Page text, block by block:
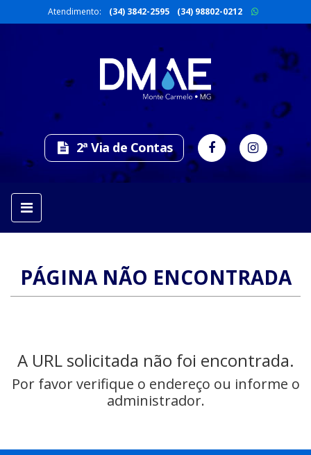
Atendimento: (34) 3842-2595 (34) 98802-0212
2ª Via de Contas
PÁGINA NÃO ENCONTRADA
A URL solicitada não foi encontrada.
Por favor verifique o endereço ou informe o
administrador.